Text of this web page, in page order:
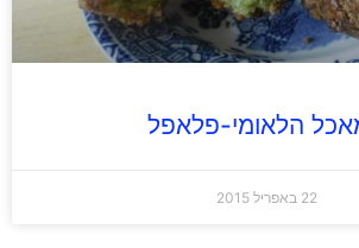
הלאומי-פלאפל
22 באפריל 2015